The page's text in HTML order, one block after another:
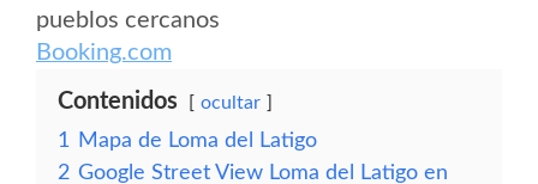
pueblos cercanos
Booking.com
Contenidos ocultar
1
Mapa de Loma del Latigo
2 Google Street View Loma del Latigo en